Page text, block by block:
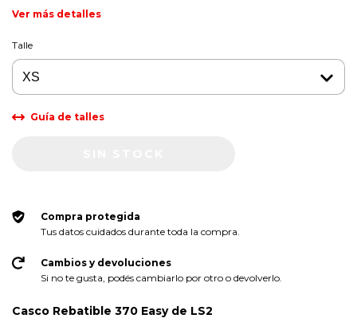
Ver más detalles
Talle
Guía de talles
Compra protegida
Tus datos cuidados durante toda la compra.
Cambios y devoluciones
Si no te gusta, podés cambiarlo por otro o devolverlo.
Casco Rebatible 370 Easy de LS2